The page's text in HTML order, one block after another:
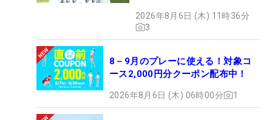
2026年8月6日 (木) 11時36分
3
8－9月のプレーに使える！対象コ
ース2,000円分クーポン配布中！
2026年8月6日 (木) 06時00分 1